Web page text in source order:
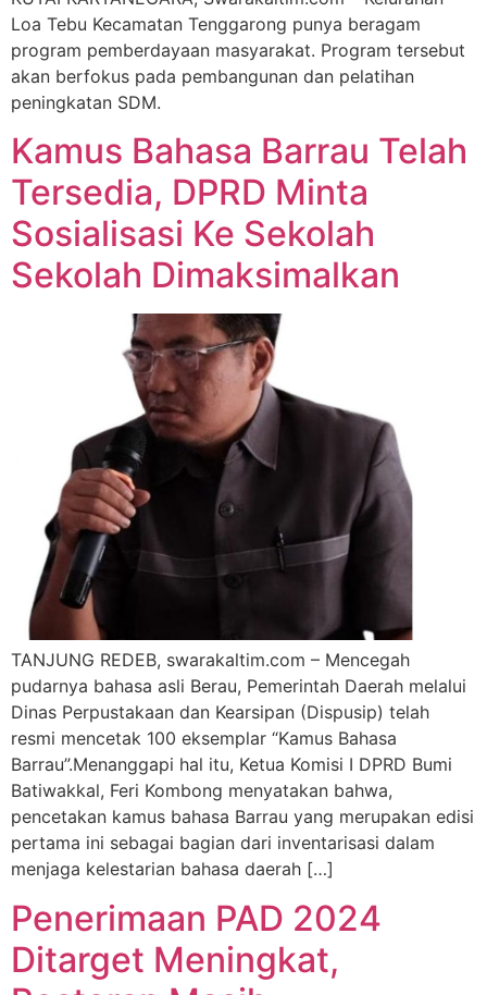
Loa Tebu Kecamatan Tenggarong punya beragam
program pemberdayaan masyarakat. Program tersebut
akan berfokus pada pembangunan dan pelatihan
peningkatan SDM.
Kamus Bahasa Barrau Telah
Tersedia, DPRD Minta
Sosialisasi Ke Sekolah
Sekolah Dimaksimalkan
TANJUNG REDEB, swarakaltim.com – Mencegah
pudarnya bahasa asli Berau, Pemerintah Daerah melalui
Dinas Perpustakaan dan Kearsipan (Dispusip) telah
resmi mencetak 100 eksemplar “Kamus Bahasa
Barrau”.Menanggapi hal itu, Ketua Komisi I DPRD Bumi
Batiwakkal, Feri Kombong menyatakan bahwa,
pencetakan kamus bahasa Barrau yang merupakan edisi
pertama ini sebagai bagian dari inventarisasi dalam
menjaga kelestarian bahasa daerah […]
Penerimaan PAD 2024
Ditarget Meningkat,